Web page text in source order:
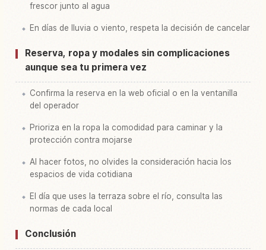
frescor junto al agua
En días de lluvia o viento, respeta la decisión de cancelar
Reserva, ropa y modales sin complicaciones
aunque sea tu primera vez
Confirma la reserva en la web oficial o en la ventanilla
del operador
Prioriza en la ropa la comodidad para caminar y la
protección contra mojarse
Al hacer fotos, no olvides la consideración hacia los
espacios de vida cotidiana
El día que uses la terraza sobre el río, consulta las
normas de cada local
Conclusión